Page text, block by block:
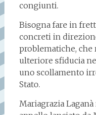
congiunti.
Bisogna fare in
concreti in
problematiche, che
ulteriore sfiducia
uno scollamento
Stato.
Mariagrazia